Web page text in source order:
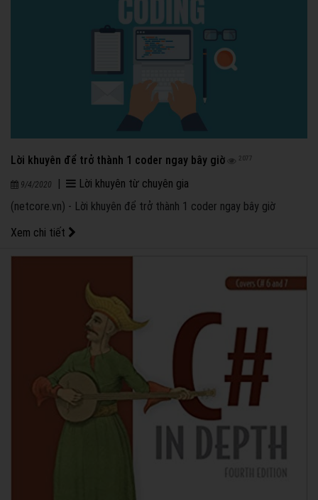
Lời khuyên để trở thành 1 coder ngay bây giờ 2077
9/4/2020 |
Lời khuyên từ chuyên gia
(netcore.vn) - Lời khuyên để trở thành 1 coder ngay bây giờ
Xem chi tiết